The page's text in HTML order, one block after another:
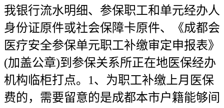
我银行流水明细、参保职工和单元经办人
身份证原件或社会保障卡原件、《成都会
医疗安全参保单元职工补缴审定申报表》
(加盖公章)到参保关系所正在地医保经办
机构临柜打点。1、为职工补缴上月医保
费的，需要留意的是成都本市户籍能够间